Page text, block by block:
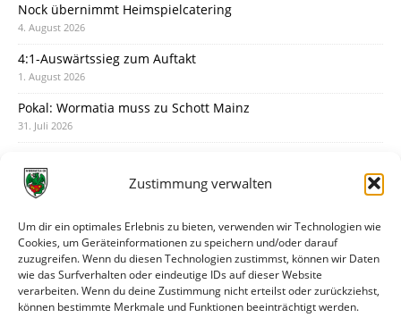
Zustimmung verwalten
Um dir ein optimales Erlebnis zu bieten, verwenden wir Technologien wie
Cookies, um Geräteinformationen zu speichern und/oder darauf
zuzugreifen. Wenn du diesen Technologien zustimmst, können wir Daten
wie das Surfverhalten oder eindeutige IDs auf dieser Website
verarbeiten. Wenn du deine Zustimmung nicht erteilst oder zurückziehst,
können bestimmte Merkmale und Funktionen beeinträchtigt werden.
Nock übernimmt Heimspielcatering
4. August 2026
4:1-Auswärtssieg zum Auftakt
1. August 2026
Pokal: Wormatia muss zu Schott Mainz
31. Juli 2026
30. Juli 2026
28. Juli 2026
Neuer Rückensponsor
28. Juli 2026
Neue Podcast-Folge: So tickt Björn!